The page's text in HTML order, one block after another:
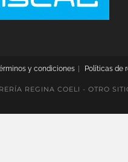
y condiciones Políticas de
REGINA COELI - OTRO